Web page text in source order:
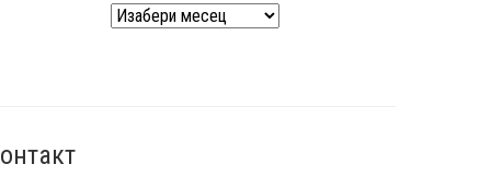
Архива